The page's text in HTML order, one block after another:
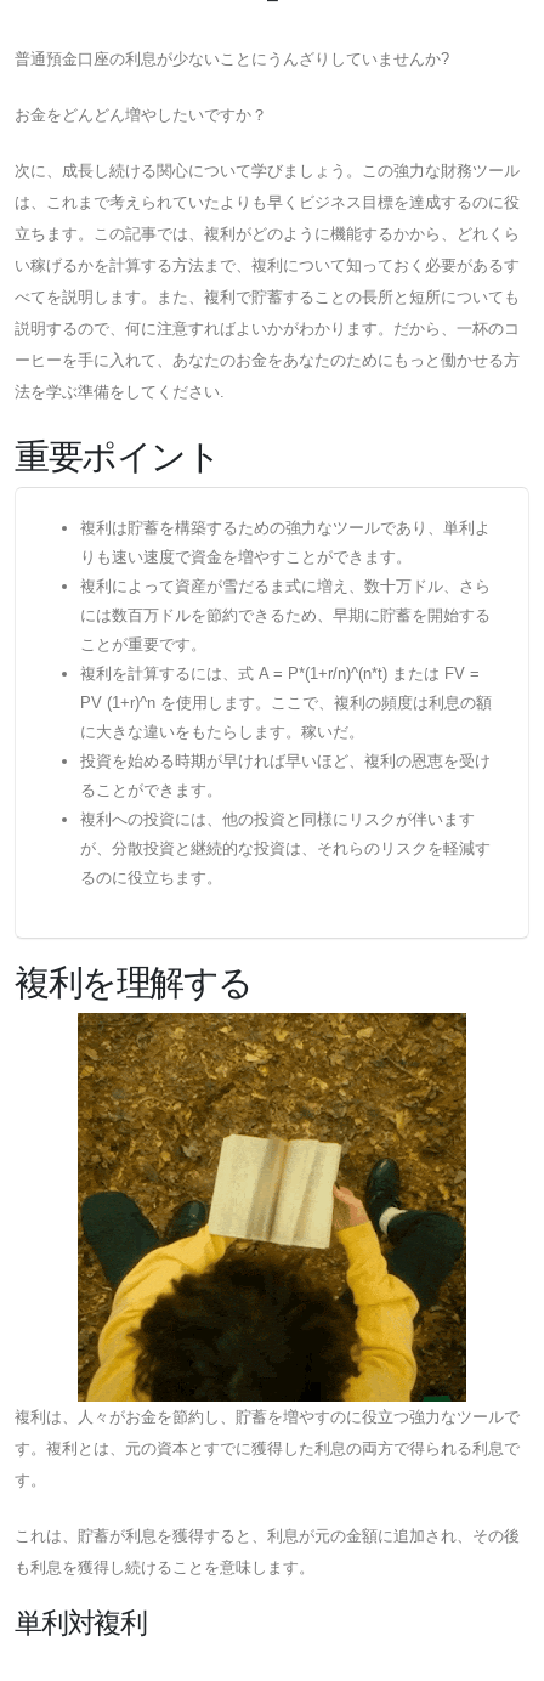
普通預金口座の利息が少ないことにうんざりしていませんか?
お金をどんどん増やしたいですか？
次に、成長し続ける関心について学びましょう。この強力な財務ツール
は、これまで考えられていたよりも早くビジネス目標を達成するのに役
立ちます。この記事では、複利がどのように機能するかから、どれくら
い稼げるかを計算する方法まで、複利について知っておく必要があるす
べてを説明します。また、複利で貯蓄することの長所と短所についても
説明するので、何に注意すればよいかがわかります。だから、一杯のコ
ーヒーを手に入れて、あなたのお金をあなたのためにもっと働かせる方
法を学ぶ準備をしてください.
重要ポイント
複利は貯蓄を構築するための強力なツールであり、単利よ
りも速い速度で資金を増やすことができます。
複利によって資産が雪だるま式に増え、数十万ドル、さら
には数百万ドルを節約できるため、早期に貯蓄を開始する
ことが重要です。
複利を計算するには、式 A =​​ P*(1+r/n)^(n*t) または FV =
PV (1+r)^n を使用します。ここで、複利の頻度は利息の額
に大きな違いをもたらします。稼いだ。
投資を始める時期が早ければ早いほど、複利の恩恵を受け
ることができます。
複利への投資には、他の投資と同様にリスクが伴います
が、分散投資と継続的な投資は、それらのリスクを軽減す
るのに役立ちます。
複利を理解する
複利は、人々がお金を節約し、貯蓄を増やすのに役立つ強力なツールで
す。複利とは、元の資本とすでに獲得した利息の両方で得られる利息で
す。
これは、貯蓄が利息を獲得すると、利息が元の金額に追加され、その後
も利息を獲得し続けることを意味します。
単利対複利